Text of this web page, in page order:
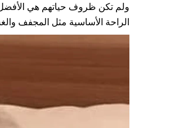
ولم تكن ظروف حياتهم هي الأفضل.
الراحة الأساسية مثل المجفف